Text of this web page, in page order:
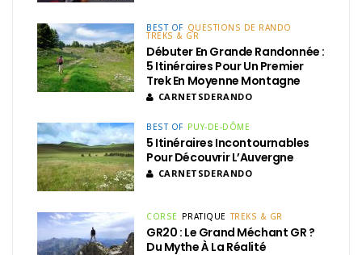
BEST OF QUESTIONS DE RANDO
TREKS & GR
Débuter En Grande Randonnée :
5 Itinéraires Pour Un Premier
Trek En Moyenne Montagne
CARNETSDERANDO
BEST OF PUY-DE-DÔME
5 Itinéraires Incontournables
Pour Découvrir L’Auvergne
CARNETSDERANDO
CORSE PRATIQUE TREKS & GR
GR20 : Le Grand Méchant GR ?
Du Mythe À La Réalité